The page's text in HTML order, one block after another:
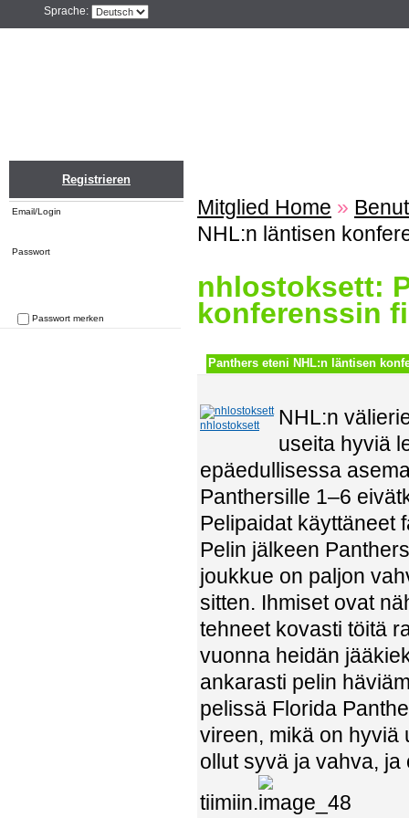
Sprache:
Registrieren
Email/Login
Passwort
Passwort merken
Mitglied Home »
NHL:n läntisen
nhlostoksett:
konferenssin
Panthers eteni NHL:n läntisen
nhlostoksett
NHL:n
useita hyviä
epäedullisessa
Panthersille 1–6
Pelipaidat käyttäneet
Pelin jälkeen
joukkue on paljon
sitten. Ihmiset ovat
tehneet kovasti töitä
vuonna heidän
ankarasti pelin
pelissä Florida
vireen, mikä on hyviä
ollut syvä ja vahva,
tiimiin.